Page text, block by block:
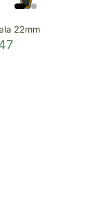
22mm